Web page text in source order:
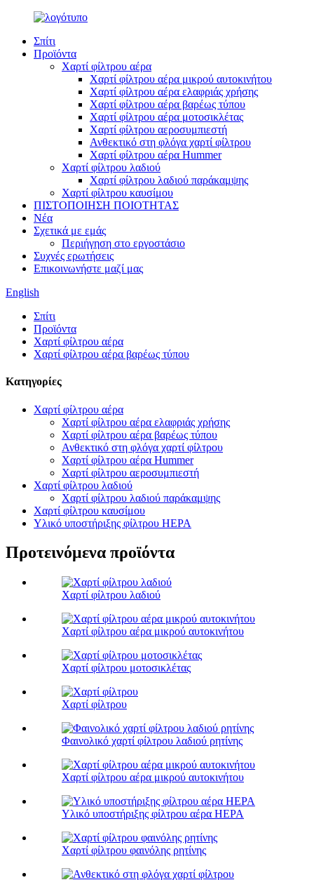
Σπίτι
Προϊόντα
Χαρτί φίλτρου αέρα
Χαρτί φίλτρου αέρα μικρού αυτοκινήτου
Χαρτί φίλτρου αέρα ελαφριάς χρήσης
Χαρτί φίλτρου αέρα βαρέως τύπου
Χαρτί φίλτρου αέρα μοτοσικλέτας
Χαρτί φίλτρου αεροσυμπιεστή
Ανθεκτικό στη φλόγα χαρτί φίλτρου
Χαρτί φίλτρου αέρα Hummer
Χαρτί φίλτρου λαδιού
Χαρτί φίλτρου λαδιού παράκαμψης
Χαρτί φίλτρου καυσίμου
ΠΙΣΤΟΠΟΙΗΣΗ ΠΟΙΟΤΗΤΑΣ
Νέα
Σχετικά με εμάς
Περιήγηση στο εργοστάσιο
Συχνές ερωτήσεις
Επικοινωνήστε μαζί μας
English
Σπίτι
Προϊόντα
Χαρτί φίλτρου αέρα
Χαρτί φίλτρου αέρα βαρέως τύπου
Κατηγορίες
Χαρτί φίλτρου αέρα
Χαρτί φίλτρου αέρα ελαφριάς χρήσης
Χαρτί φίλτρου αέρα βαρέως τύπου
Ανθεκτικό στη φλόγα χαρτί φίλτρου
Χαρτί φίλτρου αέρα Hummer
Χαρτί φίλτρου αεροσυμπιεστή
Χαρτί φίλτρου λαδιού
Χαρτί φίλτρου λαδιού παράκαμψης
Χαρτί φίλτρου καυσίμου
Υλικό υποστήριξης φίλτρου HEPA
Προτεινόμενα προϊόντα
Χαρτί φίλτρου λαδιού
Χαρτί φίλτρου αέρα μικρού αυτοκινήτου
Χαρτί φίλτρου μοτοσικλέτας
Χαρτί φίλτρου
Φαινολικό χαρτί φίλτρου λαδιού ρητίνης
Χαρτί φίλτρου αέρα μικρού αυτοκινήτου
Υλικό υποστήριξης φίλτρου αέρα HEPA
Χαρτί φίλτρου φαινόλης ρητίνης